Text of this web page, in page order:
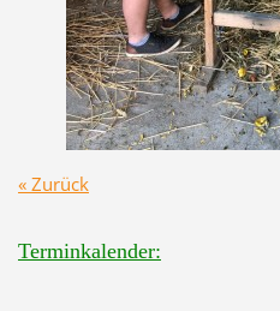
« Zurück
Terminkalender: